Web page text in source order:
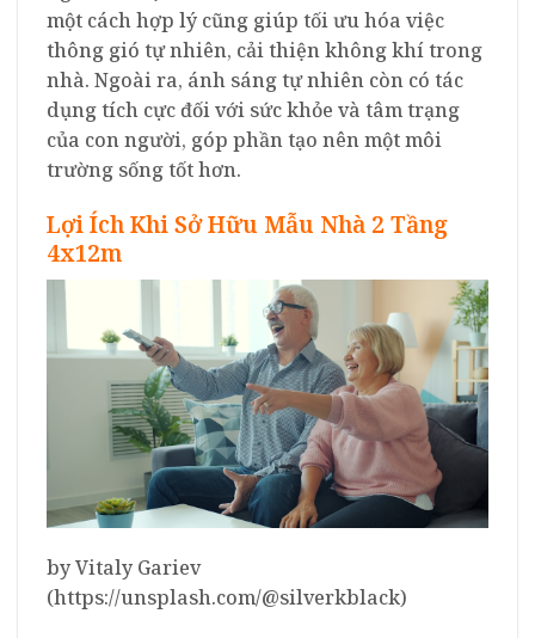
một cách hợp lý cũng giúp tối ưu hóa việc
thông gió tự nhiên, cải thiện không khí trong
nhà. Ngoài ra, ánh sáng tự nhiên còn có tác
dụng tích cực đối với sức khỏe và tâm trạng
của con người, góp phần tạo nên một môi
trường sống tốt hơn.
Lợi Ích Khi Sở Hữu Mẫu Nhà 2 Tầng
4x12m
by Vitaly Gariev
(https://unsplash.com/@silverkblack)